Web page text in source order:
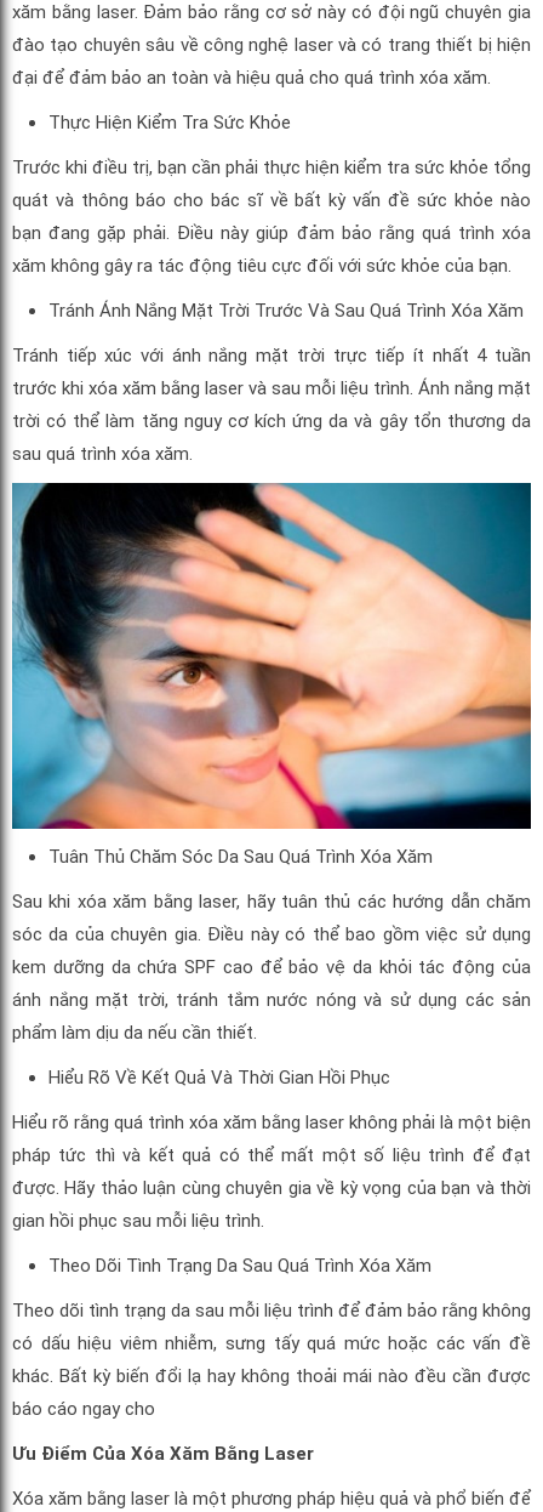
xăm bằng laser. Đảm bảo rằng cơ sở này có đội ngũ chuyên gia
đào tạo chuyên sâu về công nghệ laser và có trang thiết bị hiện
đại để đảm bảo an toàn và hiệu quả cho quá trình xóa xăm.
Thực Hiện Kiểm Tra Sức Khỏe
Trước khi điều trị, bạn cần phải thực hiện kiểm tra sức khỏe tổng
quát và thông báo cho bác sĩ về bất kỳ vấn đề sức khỏe nào
bạn đang gặp phải. Điều này giúp đảm bảo rằng quá trình xóa
xăm không gây ra tác động tiêu cực đối với sức khỏe của bạn.
Tránh Ánh Nắng Mặt Trời Trước Và Sau Quá Trình Xóa Xăm
Tránh tiếp xúc với ánh nắng mặt trời trực tiếp ít nhất 4 tuần
trước khi xóa xăm bằng laser và sau mỗi liệu trình. Ánh nắng mặt
trời có thể làm tăng nguy cơ kích ứng da và gây tổn thương da
sau quá trình xóa xăm.
Tuân Thủ Chăm Sóc Da Sau Quá Trình Xóa Xăm
Sau khi xóa xăm bằng laser, hãy tuân thủ các hướng dẫn chăm
sóc da của chuyên gia. Điều này có thể bao gồm việc sử dụng
kem dưỡng da chứa SPF cao để bảo vệ da khỏi tác động của
ánh nắng mặt trời, tránh tắm nước nóng và sử dụng các sản
phẩm làm dịu da nếu cần thiết.
Hiểu Rõ Về Kết Quả Và Thời Gian Hồi Phục
Hiểu rõ rằng quá trình xóa xăm bằng laser không phải là một biện
pháp tức thì và kết quả có thể mất một số liệu trình để đạt
được. Hãy thảo luận cùng chuyên gia về kỳ vọng của bạn và thời
gian hồi phục sau mỗi liệu trình.
Theo Dõi Tình Trạng Da Sau Quá Trình Xóa Xăm
Theo dõi tình trạng da sau mỗi liệu trình để đảm bảo rằng không
có dấu hiệu viêm nhiễm, sưng tấy quá mức hoặc các vấn đề
khác. Bất kỳ biến đổi lạ hay không thoải mái nào đều cần được
báo cáo ngay cho
Ưu Điểm Của Xóa Xăm Bằng Laser
Xóa xăm bằng laser là một phương pháp hiệu quả và phổ biến để